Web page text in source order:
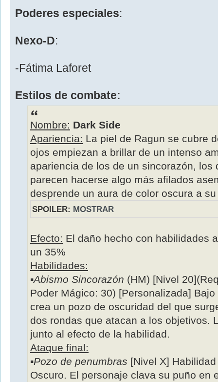
Poderes especiales:
Nexo-D:
-Fátima Laforet
Estilos de combate:
Nombre: Dark Side
Apariencia: La piel de Ragun se cubre
ojos empiezan a brillar de un intenso
apariencia de los de un sincorazón, los
parecen hacerse algo más afilados
desprende un aura de color oscura a
SPOILER: MOSTRAR
Efecto: El daño hecho con habilidades
un 35%
Habilidades:
▪Abismo Sincorazón (HM) [Nivel
Poder Mágico: 30) [Personalizada]
crea un pozo de oscuridad del que
dos rondas que atacan a los objetivos.
junto al efecto de la habilidad.
Ataque final:
▪Pozo de penumbras [Nivel X]
Oscuro. El personaje clava su puño en